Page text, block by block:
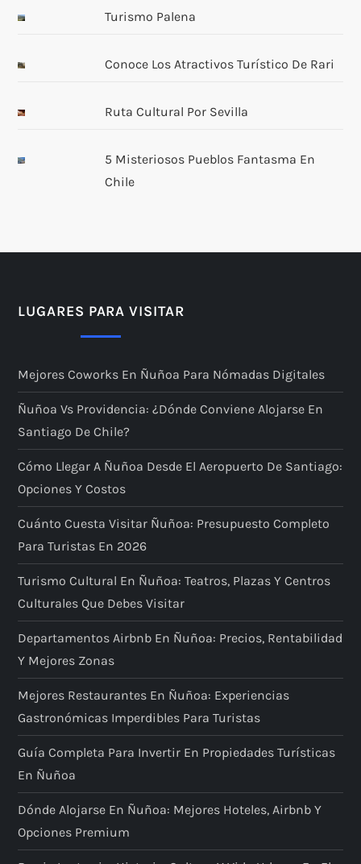
Turismo Palena
Conoce Los Atractivos Turístico De Rari
Ruta Cultural Por Sevilla
5 Misteriosos Pueblos Fantasma En
Chile
LUGARES PARA VISITAR
Mejores Coworks En Ñuñoa Para Nómadas Digitales
Ñuñoa Vs Providencia: ¿dónde Conviene Alojarse En
Santiago De Chile?
Cómo Llegar A Ñuñoa Desde El Aeropuerto De Santiago:
Opciones Y Costos
Cuánto Cuesta Visitar Ñuñoa: Presupuesto Completo
Para Turistas En 2026
Turismo Cultural En Ñuñoa: Teatros, Plazas Y Centros
Culturales Que Debes Visitar
Departamentos Airbnb En Ñuñoa: Precios, Rentabilidad
Y Mejores Zonas
Mejores Restaurantes En Ñuñoa: Experiencias
Gastronómicas Imperdibles Para Turistas
Guía Completa Para Invertir En Propiedades Turísticas
En Ñuñoa
Dónde Alojarse En Ñuñoa: Mejores Hoteles, Airbnb Y
Opciones Premium